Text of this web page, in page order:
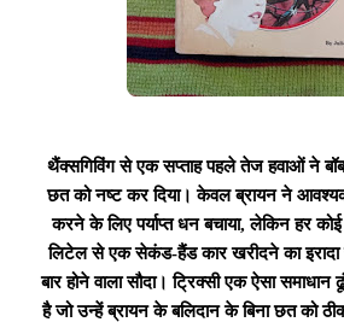
थैंक्सगिविंग से एक सप्ताह पहले तेज हवाओं ने
छत को नष्ट कर दिया। केवल ब्रायन ने
करने के लिए पर्याप्त धन बचाया, लेकिन हर
लिटेल से एक सेकंड-हैंड कार खरीदने का
बार होने वाला सौदा। ट्रिक्सी एक ऐसा
है जो उन्हें ब्रायन के बलिदान के बिना छत को